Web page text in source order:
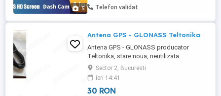
5
camera duala de 1080P -1 încărcător -1
Telefon validat
Antena GPS - GLONASS Teltonika
Antena GPS - GLONASS producator
Teltonika, stare noua, neutilizata
Frecvenţa de funcţionare: 1575.42 1602
MHz Polarizare: RHCP V.S.W.R: 1.5
Impedanţă: 50 Cablu: RG174, lungime 3 m,
conector SMA-male Amplificator de
Sector 2, Bucuresti
ieri 14:41
30 RON